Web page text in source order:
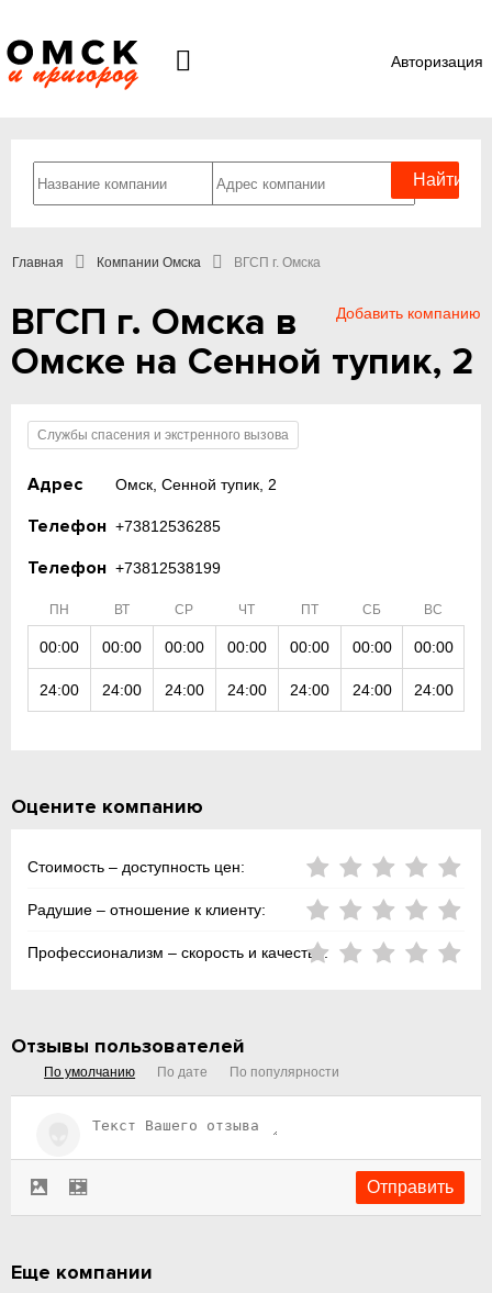
Авторизация
Главная Компании Омска ВГСП г. Омска
Добавить компанию
ВГСП г. Омска в
Омске на Сенной тупик, 2
Службы спасения и экстренного вызова
Адрес Омск, Сенной тупик, 2
Телефон +73812536285
Телефон +73812538199
ПН ВТ СР ЧТ ПТ СБ ВС
00:00 00:00 00:00 00:00 00:00 00:00 00:00
24:00 24:00 24:00 24:00 24:00 24:00 24:00
Оцените компанию
Стоимость – доступность цен:
Радушие – отношение к клиенту:
Профессионализм – скорость и качество:
Отзывы пользователей
По умолчанию По дате По популярности
Еще компании